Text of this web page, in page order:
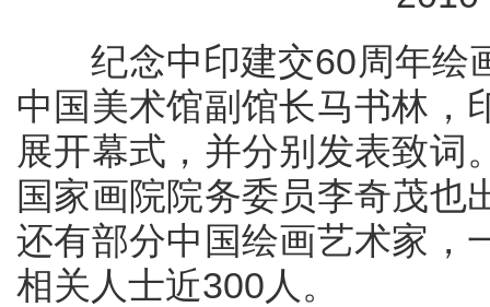
纪念中印建交60周年绘
中国美术馆副馆长马书林，
展开幕式，并分别发表致词
国家画院院务委员李奇茂也
还有部分中国绘画艺术家，
相关人士近300人。